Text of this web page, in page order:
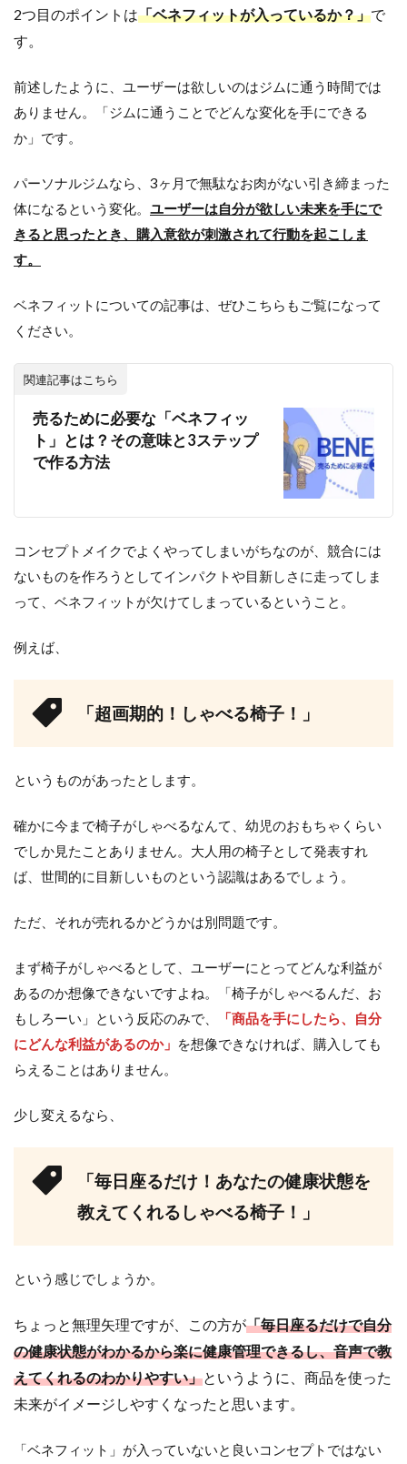
2つ目のポイントは「ベネフィットが入っているか？」で
す。
前述したように、ユーザーは欲しいのはジムに通う時間では
ありません。「ジムに通うことでどんな変化を手にできる
か」です。
パーソナルジムなら、3ヶ月で無駄なお肉がない引き締まった
体になるという変化。 ユーザーは自分が欲しい未来を手にで
きると思ったとき、購入意欲が刺激されて行動を起こしま
す。
ベネフィットについての記事は、ぜひこちらもご覧になって
ください。
関連記事はこちら
売るために必要な「ベネフィッ
ト」とは？その意味と3ステップ
で作る方法
コンセプトメイクでよくやってしまいがちなのが、競合には
ないものを作ろうとしてインパクトや目新しさに走ってしま
って、ベネフィットが欠けてしまっているということ。
例えば、
「超画期的！しゃべる椅子！」
というものがあったとします。
確かに今まで椅子がしゃべるなんて、幼児のおもちゃくらい
でしか見たことありません。大人用の椅子として発表すれ
ば、世間的に目新しいものという認識はあるでしょう。
ただ、それが売れるかどうかは別問題です。
まず椅子がしゃべるとして、ユーザーにとってどんな利益が
あるのか想像できないですよね。「椅子がしゃべるんだ、お
もしろーい」という反応のみで、
「商品を手にしたら、自分
にどんな利益があるのか」 を想像できなければ、購入しても
らえることはありません。
少し変えるなら、
「毎日座るだけ！あなたの健康状態を
教えてくれるしゃべる椅子！」
という感じでしょうか。
ちょっと無理矢理ですが、この方が「毎日座るだけで自分
の健康状態がわかるから楽に健康管理できるし、音声で教
えてくれるのわかりやすい」というように、商品を使った
未来がイメージしやすくなったと思います。
「ベネフィット」が入っていないと良いコンセプトではない